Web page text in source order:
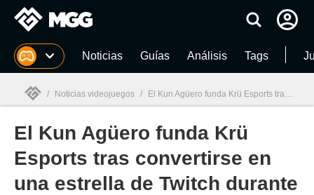
MGG Noticias Guías Análisis Tags
MGG
/ Noticias videojuegos / El Kun Agüero funda Krü Esports tras convertirse en una estrella de Twitch durante el confinamiento
El Kun Agüero funda Krü
Esports tras convertirse en
una estrella de Twitch durante